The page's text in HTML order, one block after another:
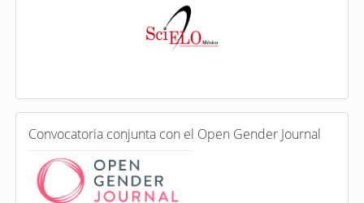
a
e
n
C
o
o
Convocatoria conjunta con el Open Gender Journal